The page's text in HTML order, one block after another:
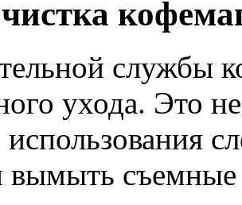
чистка
службы
ухода. Это
вымыть съемные